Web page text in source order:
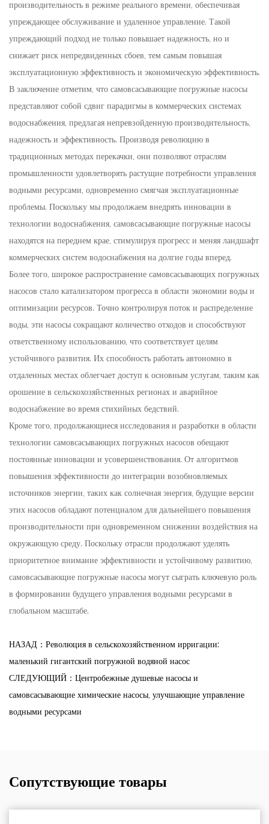
производительность в режиме реального времени, обеспечивая
упреждающее обслуживание и удаленное управление. Такой
упреждающий подход не только повышает надежность, но и
снижает риск непредвиденных сбоев, тем самым повышая
эксплуатационную эффективность и экономическую эффективность.
В заключение отметим, что самовсасывающие погружные насосы
представляют собой сдвиг парадигмы в коммерческих системах
водоснабжения, предлагая непревзойденную производительность,
надежность и эффективность. Производя революцию в
традиционных методах перекачки, они позволяют отраслям
промышленности удовлетворять растущие потребности управления
водными ресурсами, одновременно смягчая эксплуатационные
проблемы. Поскольку мы продолжаем внедрять инновации в
технологии водоснабжения, самовсасывающие погружные насосы
находятся на переднем крае, стимулируя прогресс и меняя ландшафт
коммерческих систем водоснабжения на долгие годы вперед.
Более того, широкое распространение самовсасывающих погружных
насосов стало катализатором прогресса в области экономии воды и
оптимизации ресурсов. Точно контролируя поток и распределение
воды, эти насосы сокращают количество отходов и способствуют
ответственному использованию, что соответствует целям
устойчивого развития. Их способность работать автономно в
отдаленных местах облегчает доступ к основным услугам, таким как
орошение в сельскохозяйственных регионах и аварийное
водоснабжение во время стихийных бедствий.
Кроме того, продолжающиеся исследования и разработки в области
технологии самовсасывающих погружных насосов обещают
постоянные инновации и усовершенствования. От алгоритмов
повышения эффективности до интеграции возобновляемых
источников энергии, таких как солнечная энергия, будущие версии
этих насосов обладают потенциалом для дальнейшего повышения
производительности при одновременном снижении воздействия на
окружающую среду. Поскольку отрасли продолжают уделять
приоритетное внимание эффективности и устойчивому развитию,
самовсасывающие погружные насосы могут сыграть ключевую роль
в формировании будущего управления водными ресурсами в
глобальном масштабе.
НАЗАД：Революция в сельскохозяйственном ирригации:
маленький гигантский погружной водяной насос
СЛЕДУЮЩИЙ：Центробежные душевые насосы и
самовсасывающие химические насосы, улучшающие управление
водными ресурсами
Сопутствующие товары